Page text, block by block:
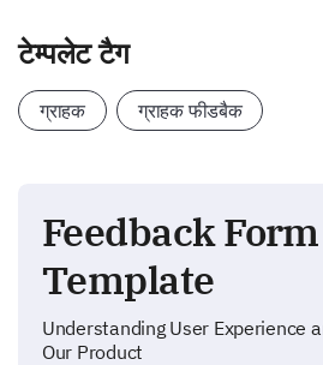
टेम्पलेट टैग
ग्राहक ग्राहक फीडबैक
Feedback Form
Template
Understanding User Experience
Our Product